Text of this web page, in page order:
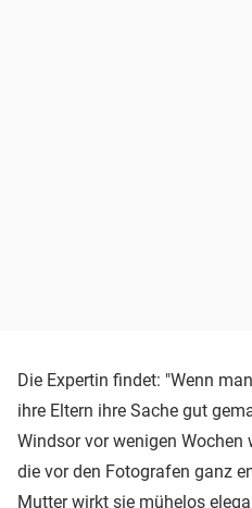
Die Expertin findet: "Wenn
ihre Eltern ihre Sache gut
Windsor vor wenigen Wochen
die vor den Fotografen ganz
Mutter wirkt sie mühelos